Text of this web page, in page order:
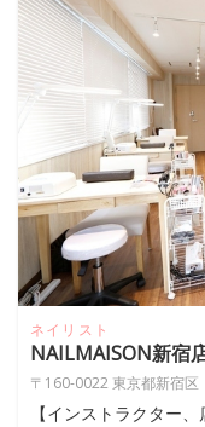
ネイリスト
NAILMAISON新宿
〒160-0022 東京都新宿区
【インストラクター